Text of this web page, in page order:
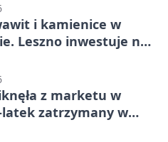
i kamienice w
Leszno inwestuje na
z marketu w
latek zatrzymany w